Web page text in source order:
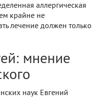
аллергическая
крайне не
лечение должен только
мнение
наук Евгений